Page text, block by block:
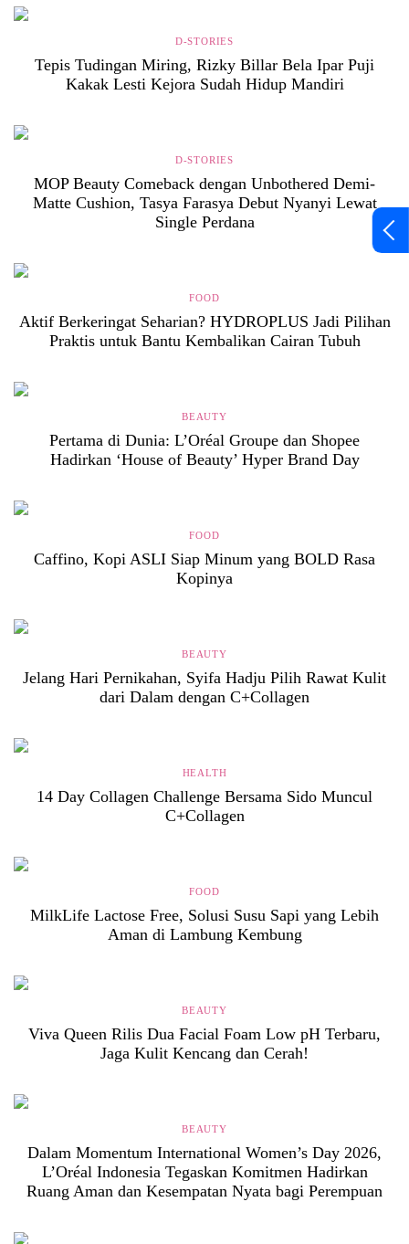
D-STORIES
Tepis Tudingan Miring, Rizky Billar Bela Ipar Puji
Kakak Lesti Kejora Sudah Hidup Mandiri
D-STORIES
MOP Beauty Comeback dengan Unbothered Demi-
Matte Cushion, Tasya Farasya Debut Nyanyi Lewat
Single Perdana
FOOD
Aktif Berkeringat Seharian? HYDROPLUS Jadi Pilihan
Praktis untuk Bantu Kembalikan Cairan Tubuh
BEAUTY
Pertama di Dunia: L’Oréal Groupe dan Shopee
Hadirkan ‘House of Beauty’ Hyper Brand Day
FOOD
Caffino, Kopi ASLI Siap Minum yang BOLD Rasa
Kopinya
BEAUTY
Jelang Hari Pernikahan, Syifa Hadju Pilih Rawat Kulit
dari Dalam dengan C+Collagen
HEALTH
14 Day Collagen Challenge Bersama Sido Muncul
C+Collagen
FOOD
MilkLife Lactose Free, Solusi Susu Sapi yang Lebih
Aman di Lambung Kembung
BEAUTY
Viva Queen Rilis Dua Facial Foam Low pH Terbaru,
Jaga Kulit Kencang dan Cerah!
BEAUTY
Dalam Momentum International Women’s Day 2026,
L’Oréal Indonesia Tegaskan Komitmen Hadirkan
Ruang Aman dan Kesempatan Nyata bagi Perempuan